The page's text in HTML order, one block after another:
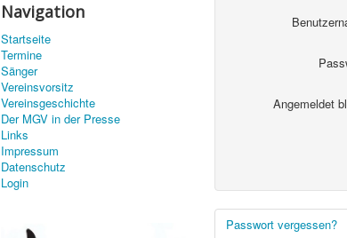
Navigation
Startseite
Termine
Sänger
Vereinsvorsitz
Vereinsgeschichte
Der MGV in der Presse
Links
Impressum
Datenschutz
Login
Angemeldet
Passwort vergessen?